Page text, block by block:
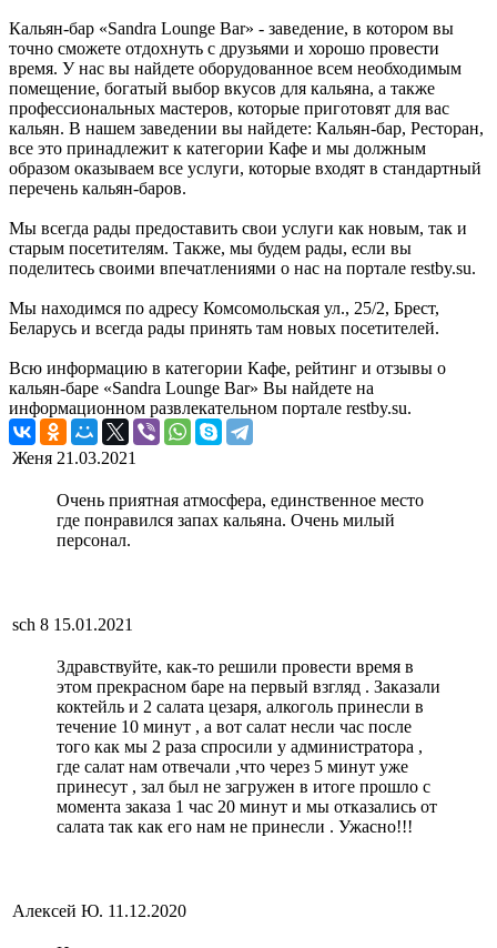
Кальян-бар «Sandra Lounge Bar» - заведение, в котором вы
точно сможете отдохнуть с друзьями и хорошо провести
время. У нас вы найдете оборудованное всем необходимым
помещение, богатый выбор вкусов для кальяна, а также
профессиональных мастеров, которые приготовят для вас
кальян. В нашем заведении вы найдете: Кальян-бар, Ресторан,
все это принадлежит к категории Кафе и мы должным
образом оказываем все услуги, которые входят в стандартный
перечень кальян-баров.
Мы всегда рады предоставить свои услуги как новым, так и
старым посетителям. Также, мы будем рады, если вы
поделитесь своими впечатлениями о нас на портале restby.su.
Мы находимся по адресу Комсомольская ул., 25/2, Брест,
Беларусь и всегда рады принять там новых посетителей.
Всю информацию в категории Кафе, рейтинг и отзывы о
кальян-баре «Sandra Lounge Bar» Вы найдете на
информационном развлекательном портале restby.su.
Женя 21.03.2021
Очень приятная атмосфера, единственное место
где понравился запах кальяна. Очень милый
персонал.
sch 8 15.01.2021
Здравствуйте, как-то решили провести время в
этом прекрасном баре на первый взгляд . Заказали
коктейль и 2 салата цезаря, алкоголь принесли в
течение 10 минут , а вот салат несли час после
того как мы 2 раза спросили у администратора ,
где салат нам отвечали ,что через 5 минут уже
принесут , зал был не загружен в итоге прошло с
момента заказа 1 час 20 минут и мы отказались от
салата так как его нам не принесли . Ужасно!!!
Алексей Ю. 11.12.2020